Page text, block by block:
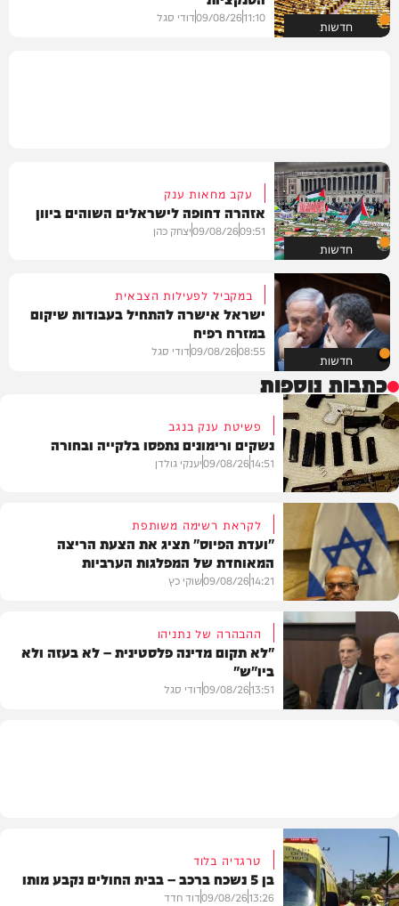
חדשות 11:10
09/08/26דודי סגל
חדשות
עקב מחאות ענק
אזהרה דחופה לישראלים השוהים ביוון
09:51
09/08/26יצחק כהן
חדשות
במקביל לפעילות הצבאית
ישראל אישרה להתחיל בעבודות שיקום
במזרח רפיח
08:55
09/08/26דודי סגל
כתבות נוספות
משטרה
פשיטת ענק בנגב
נשקים ורימונים נתפסו בלקייה ובחורה
14:51
09/08/26יענקי גולדן
פוליטי
לקראת רשימה משותפת
"ועדת הפיוס" תציג את הצעת הריצה
המאוחדת של המפלגות הערביות
14:21
09/08/26שוקי כץ
ההבהרה של נתניהו
"לא תקום מדינה פלסטינית – לא בעזה ולא
ביו"ש"
13:51
09/08/26דודי סגל
טרגדיה בלוד
בן 5 נשכח ברכב – בבית החולים נקבע מותו
13:26
09/08/26דוד חדד